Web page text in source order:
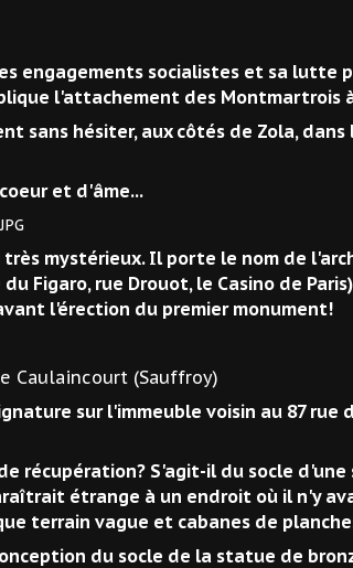
engagements socialistes et sa lutte
l'attachement des Montmartrois
sans hésiter, aux côtés de Zola,
et d'âme...
très mystérieux. Il porte le nom de
Figaro, rue Drouot, le Casino de
l'érection du premier monument!
(Sauffroy)
sur l'immeuble voisin au 87 rue
récupération? S'agit-il du socle
étrange à un endroit où il n'y
terrain vague et cabanes de
du socle de la statue de